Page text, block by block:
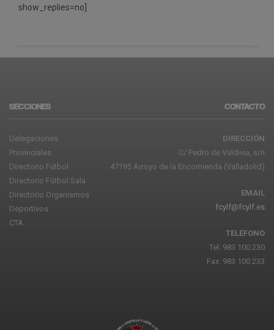
show_replies=no]
SECCIONES
Delegaciones
Provinciales
Directorio Fútbol
Directorio Fútbol Sala
Directorio Organismos
Deportivos
CTA
CONTACTO
DIRECCIÓN
C/ Pedro de Valdivia, s/n
47195 Arroyo de la Encomienda (Valladolid)
EMAIL
fcylf@fcylf.es
TELÉFONO
Tel: 983 100 230
Fax: 983 100 233